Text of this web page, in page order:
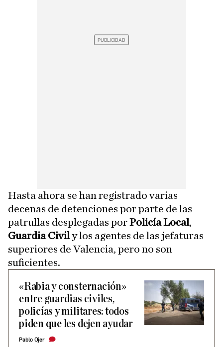
Hasta ahora se han registrado varias
decenas de detenciones por parte de las
patrullas desplegadas porPolicía Local,
Guardia Civily los agentes de las jefaturas
superiores de Valencia, pero no son
suficientes.
«Rabia y consternación»
entre guardias civiles,
policías y militares: todos
piden que les dejen ayudar
Pablo Ojer